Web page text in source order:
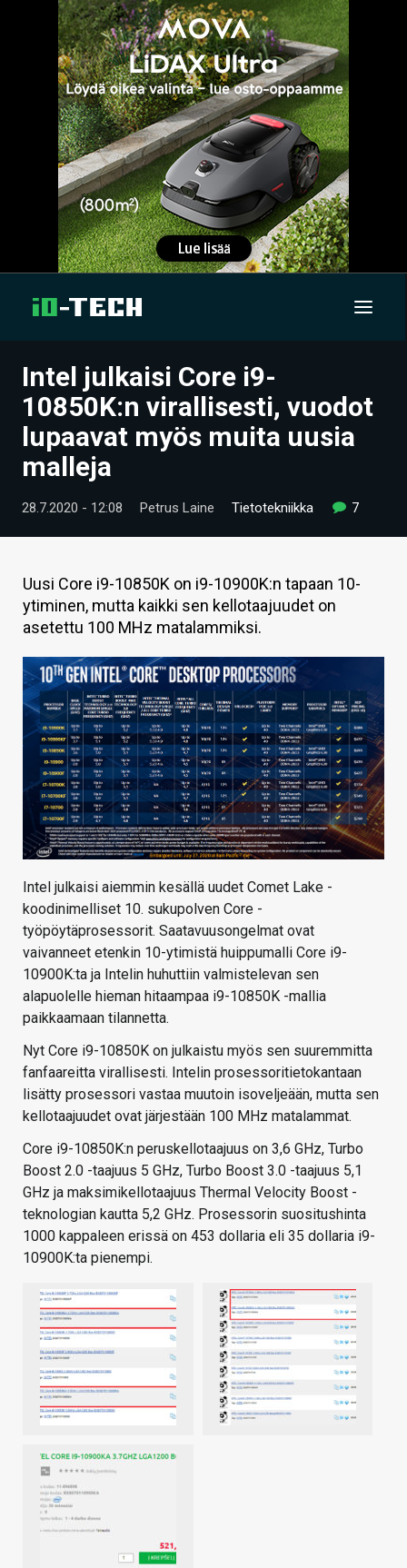
UUTISET
ARTIKKELIT
VIDEOT
TECHBBS
HINTA.FI
KAUPPA
VAIHDA TEEMA
HAKU
Intel julkaisi Core i9-
10850K:n virallisesti, vuodot
lupaavat myös muita uusia
malleja
28.7.2020 - 12:08 Petrus Laine Tietotekniikka 7
Uusi Core i9-10850K on i9-10900K:n tapaan 10-
ytiminen, mutta kaikki sen kellotaajuudet on
asetettu 100 MHz matalammiksi.
Intel julkaisi aiemmin kesällä uudet Comet Lake -
koodinimelliset 10. sukupolven Core -
työpöytäprosessorit. Saatavuusongelmat ovat
vaivanneet etenkin 10-ytimistä huippumalli Core i9-
10900K:ta ja Intelin huhuttiin valmistelevan sen
alapuolelle hieman hitaampaa i9-10850K -mallia
paikkaamaan tilannetta.
Nyt Core i9-10850K on julkaistu myös sen suuremmitta
fanfaareitta virallisesti. Intelin prosessoritietokantaan
lisätty prosessori vastaa muutoin isoveljeään, mutta sen
kellotaajuudet ovat järjestään 100 MHz matalammat.
Core i9-10850K:n peruskellotaajuus on 3,6 GHz, Turbo
Boost 2.0 -taajuus 5 GHz, Turbo Boost 3.0 -taajuus 5,1
GHz ja maksimikellotaajuus Thermal Velocity Boost -
teknologian kautta 5,2 GHz. Prosessorin suositushinta
1000 kappaleen erissä on 453 dollaria eli 35 dollaria i9-
10900K:ta pienempi.